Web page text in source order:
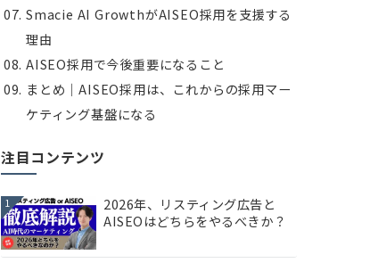
Smacie AI GrowthがAISEO採用を支援する
理由
AISEO採用で今後重要になること
まとめ｜AISEO採用は、これからの採用マー
ケティング基盤になる
注目コンテンツ
1
2026年、リスティング広告と
AISEOはどちらをやるべきか？